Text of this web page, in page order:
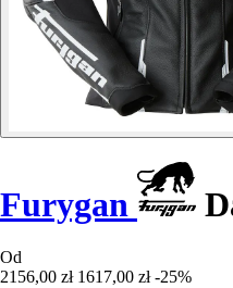
Furygan
Od
2156,00 zł 1617,00 zł -25%